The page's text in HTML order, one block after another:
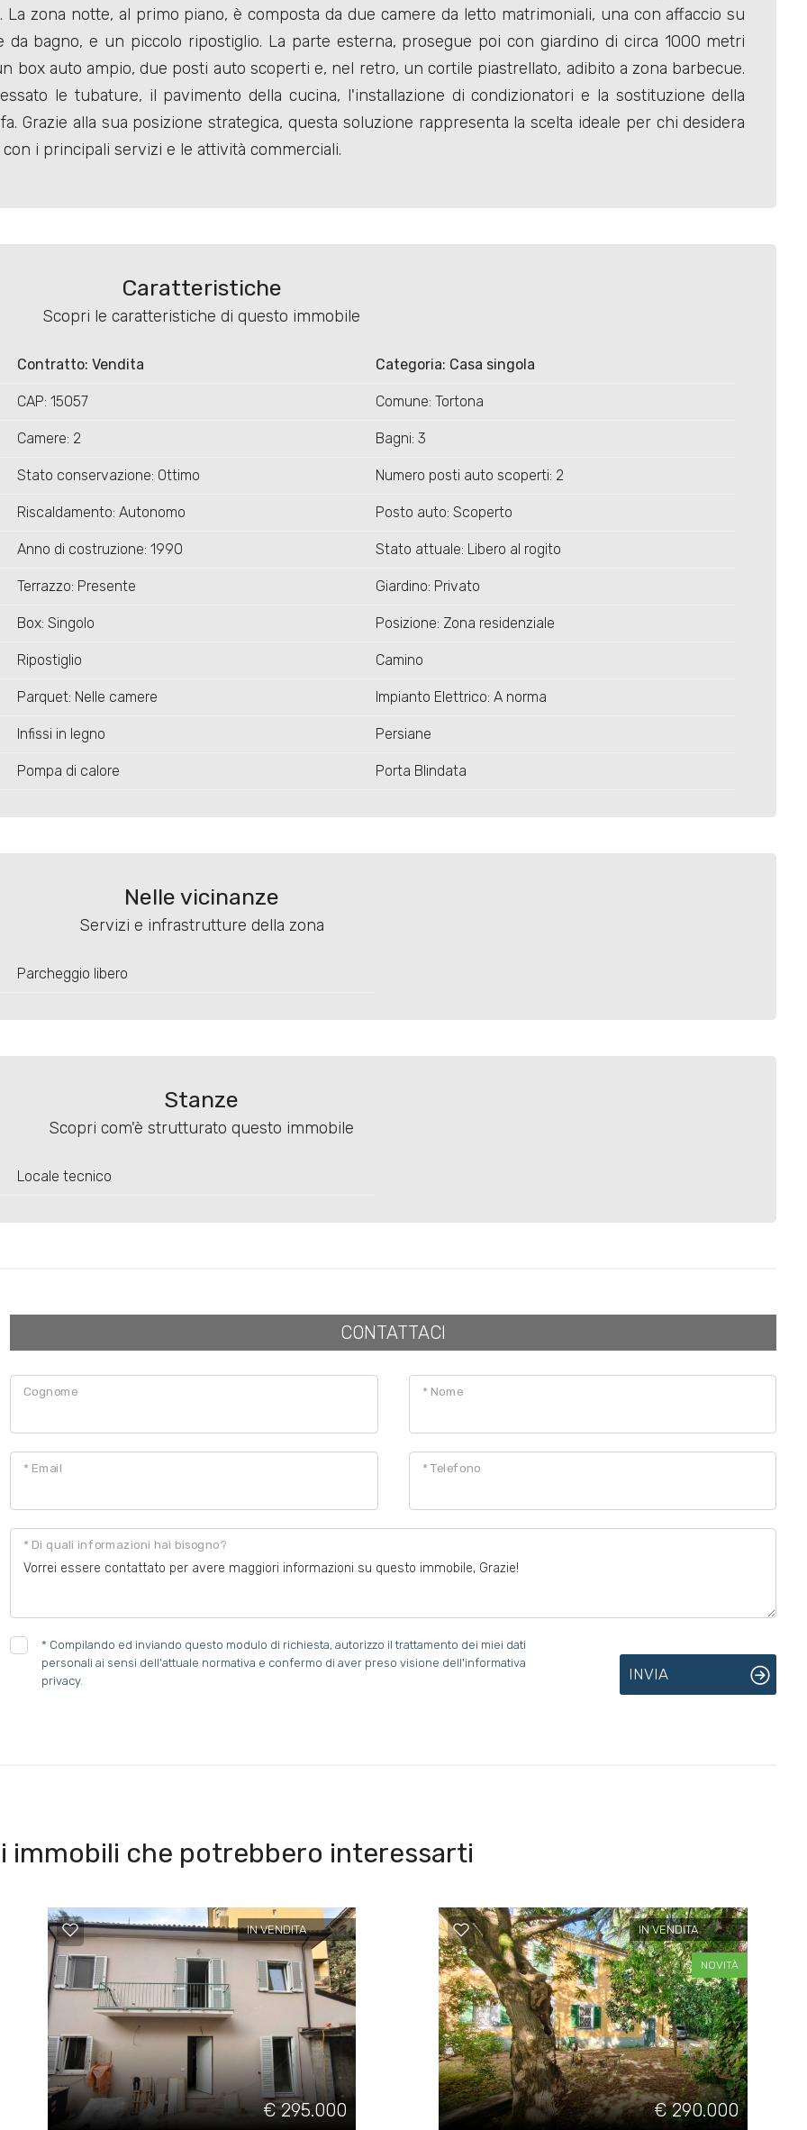
La zona notte, al primo piano, è composta da due camere da letto matrimoniali, una con affaccio su
bagno, e un piccolo ripostiglio. La parte esterna, prosegue poi con giardino di circa 1000 metri
box auto ampio, due posti auto scoperti e, nel retro, un cortile piastrellato, adibito a zona barbecue.
le tubature, il pavimento della cucina, l'installazione di condizionatori e la sostituzione della
Grazie alla sua posizione strategica, questa soluzione rappresenta la scelta ideale per chi desidera
i principali servizi e le attività commerciali.
Caratteristiche
Scopri le caratteristiche di questo immobile
Contratto: Vendita Categoria: Casa singola
CAP: 15057 Comune: Tortona
Camere: 2 Bagni: 3
Stato conservazione: Ottimo Numero posti auto scoperti: 2
Riscaldamento: Autonomo Posto auto: Scoperto
Anno di costruzione: 1990 Stato attuale: Libero al rogito
Terrazzo: Presente Giardino: Privato
Box: Singolo Posizione: Zona residenziale
Ripostiglio Camino
Parquet: Nelle camere Impianto Elettrico: A norma
Infissi in legno Persiane
Pompa di calore Porta Blindata
Nelle vicinanze
Servizi e infrastrutture della zona
Parcheggio libero
Stanze
Scopri com'è strutturato questo immobile
Locale tecnico
CONTATTACI
* Nome
Cognome
* Telefono
* Email
* Di quali informazioni hai bisogno?
* Compilando ed inviando questo modulo di richiesta, autorizzo il trattamento dei miei dati
personali ai sensi dell'attuale normativa e confermo di aver preso visione dell'informativa
privacy.
INVIA
immobili che potrebbero interessarti
IN VENDITA
€ 295.000
IN VENDITA
NOVITÀ
€ 290.000